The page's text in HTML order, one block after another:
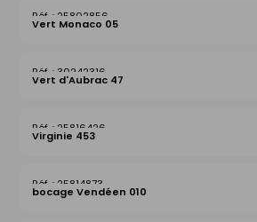
25802856
Vert Monaco 05
30242316
Vert d'Aubrac 47
25816426
Virginie 453
25814873
bocage Vendéen 010